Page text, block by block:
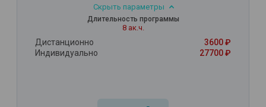
Скрыть параметры
Длительность программы
8 ак.ч.
Дистанционно
3600 ₽
Индивидуально
27700 ₽